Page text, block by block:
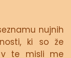
nujnih
ki so že
v te misli me